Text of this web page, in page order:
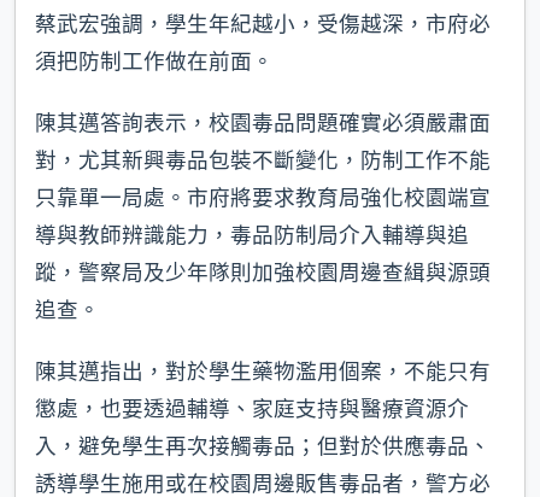
蔡武宏強調，學生年紀越小，受傷越深，市府必
須把防制工作做在前面。
陳其邁答詢表示，校園毒品問題確實必須嚴肅面
對，尤其新興毒品包裝不斷變化，防制工作不能
只靠單一局處。市府將要求教育局強化校園端宣
導與教師辨識能力，毒品防制局介入輔導與追
蹤，警察局及少年隊則加強校園周邊查緝與源頭
追查。
陳其邁指出，對於學生藥物濫用個案，不能只有
懲處，也要透過輔導、家庭支持與醫療資源介
入，避免學生再次接觸毒品；但對於供應毒品、
誘導學生施用或在校園周邊販售毒品者，警方必